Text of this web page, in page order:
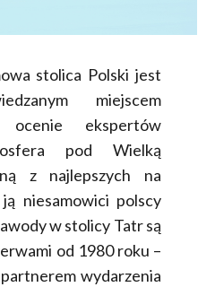
stolica Polski jest
miejscem
ekspertów
pod Wielką
z najlepszych na
niesamowici polscy
w stolicy Tatr są
od 1980 roku –
wydarzenia